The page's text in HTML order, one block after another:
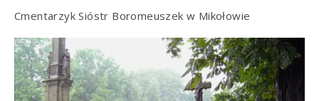
Cmentarzyk Sióstr Boromeuszek w Mikołowie